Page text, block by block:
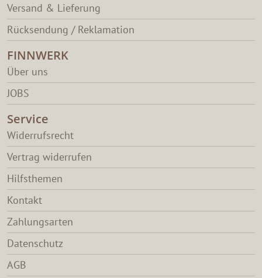
Versand & Lieferung
Rücksendung / Reklamation
FINNWERK
Über uns
JOBS
Service
Widerrufsrecht
Vertrag widerrufen
Hilfsthemen
Kontakt
Zahlungsarten
Datenschutz
AGB